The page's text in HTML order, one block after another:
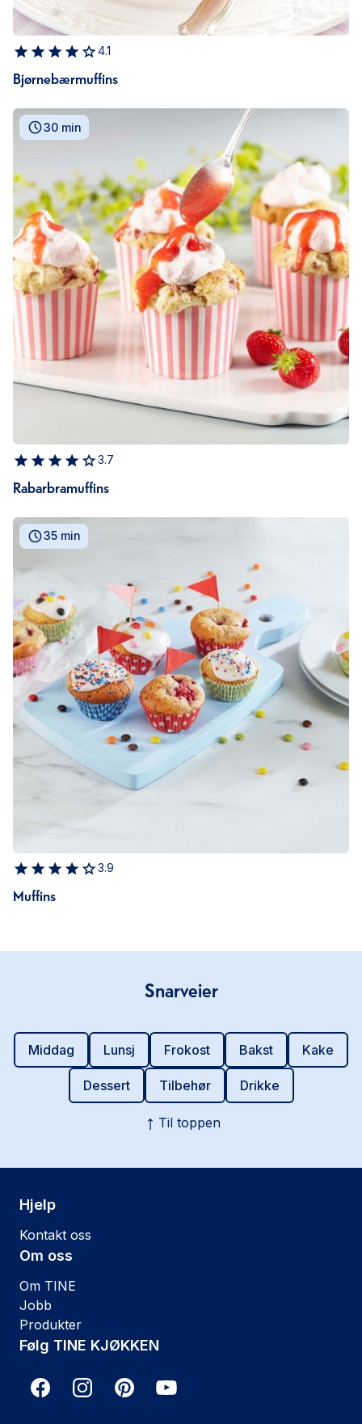
4.1
Bjørnebærmuffins
30 min
3.7
Rabarbramuffins
35 min
3.9
Muffins
Snarveier
Middag Lunsj Frokost Bakst Kake
Dessert Tilbehør Drikke
Til toppen
Hjelp
Kontakt oss
Om oss
Om TINE
Jobb
Produkter
Følg TINE KJØKKEN